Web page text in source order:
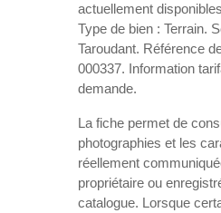
actuellement
Type de bien : Terrain.
Taroudant. Référence
000337. Information
demande.
La fiche permet de
photographies et les
réellement
propriétaire ou
catalogue. Lorsque